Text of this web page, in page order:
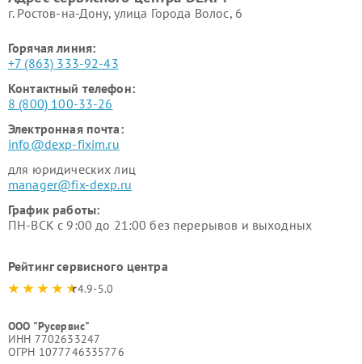
г. Ростов-на-Дону, улица Города Волос, 6
Горячая линия:
+7 (863) 333-92-43
Контактный телефон:
8 (800) 100-33-26
Электронная почта:
info@dexp-fixim.ru
для юридических лиц
manager@fix-dexp.ru
График работы:
ПН-ВСК с 9:00 до 21:00 без перерывов и выходных
Рейтинг сервисного центра
4.9-5.0
ООО "Русервис"
ИНН 7702633247
ОГРН 1077746335776